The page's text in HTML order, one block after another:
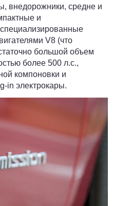
внедорожники, средне и
и
V8 (что
большой объем
более 500 л.с.,
компоновки и
in электрокары.